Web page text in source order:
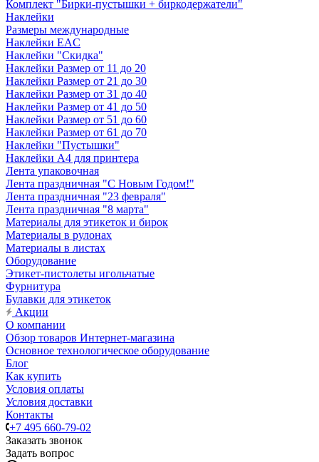
Комплект "Бирки-пустышки + биркодержатели"
Наклейки
Размеры международные
Наклейки EAC
Наклейки "Скидка"
Наклейки Размер от 11 до 20
Наклейки Размер от 21 до 30
Наклейки Размер от 31 до 40
Наклейки Размер от 41 до 50
Наклейки Размер от 51 до 60
Наклейки Размер от 61 до 70
Наклейки "Пустышки"
Наклейки А4 для принтера
Лента упаковочная
Лента праздничная "С Новым Годом!"
Лента праздничная "23 февраля"
Лента праздничная "8 марта"
Материалы для этикеток и бирок
Материалы в рулонах
Материалы в листах
Оборудование
Этикет-пистолеты игольчатые
Фурнитура
Булавки для этикеток
Акции
О компании
Обзор товаров Интернет-магазина
Основное технологическое оборудование
Блог
Как купить
Условия оплаты
Условия доставки
Контакты
+7 495 660-79-02
Заказать звонок
Задать вопрос